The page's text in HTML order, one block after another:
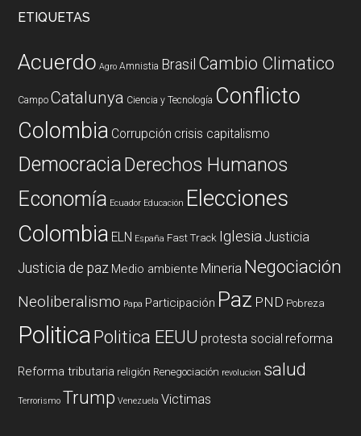
ETIQUETAS
Acuerdo Agro Amnistia Brasil Cambio Climatico
Campo Catalunya Ciencia y Tecnología Conflicto
Colombia Corrupción crisis capitalismo
DemocraciaDerechos Humanos
Economía Ecuador Educación Elecciones
Colombia ELN España Fast Track Iglesia Justicia
Justicia de paz Medio ambiente Mineria Negociación
Neoliberalismo Papa Participación Paz PND Pobreza
PoliticaPolitica EEUU protesta social reforma
Reforma tributaria religión Renegociación revolucion salud
Terrorismo Trump Venezuela Victimas